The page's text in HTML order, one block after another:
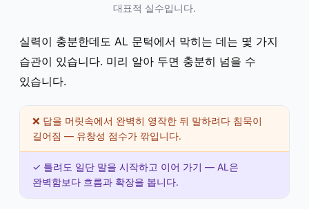
대표적 실수입니다.
실력이 충분한데도 AL 문턱에서 막히는 데는 몇 가지
습관이 있습니다. 미리 알아 두면 충분히 넘을 수
있습니다.
❌ 답을 머릿속에서 완벽히 영작한 뒤 말하려다 침묵이
길어짐 — 유창성 점수가 깎입니다.
✓ 틀려도 일단 말을 시작하고 이어 가기 — AL은
완벽함보다 흐름과 확장을 봅니다.